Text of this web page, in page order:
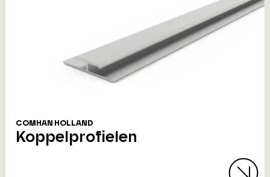
COMHAN HOLLAND
Koppelprofielen